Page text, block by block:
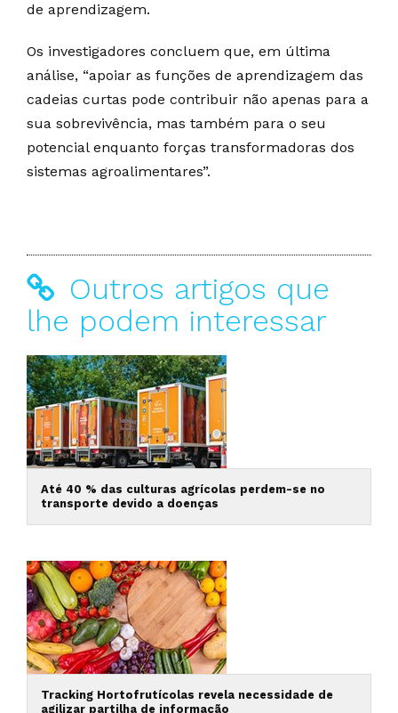
de aprendizagem.
Os investigadores concluem que, em última
análise, “apoiar as funções de aprendizagem das
cadeias curtas pode contribuir não apenas para a
sua sobrevivência, mas também para o seu
potencial enquanto forças transformadoras dos
sistemas agroalimentares”.
Outros artigos que
lhe podem interessar
Até 40 % das culturas agrícolas perdem-se no
transporte devido a doenças
Tracking Hortofrutícolas revela necessidade de
agilizar partilha de informação